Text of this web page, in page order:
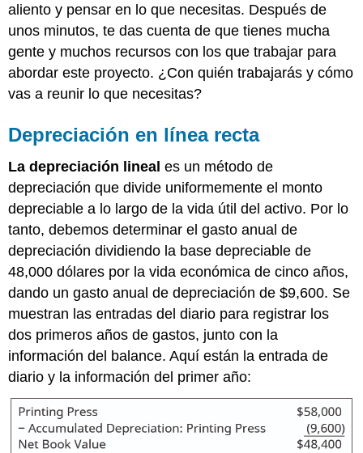
aliento y pensar en lo que necesitas. Después de
unos minutos, te das cuenta de que tienes mucha
gente y muchos recursos con los que trabajar para
abordar este proyecto. ¿Con quién trabajarás y cómo
vas a reunir lo que necesitas?
Depreciación en línea recta
La depreciación lineal es un método de
depreciación que divide uniformemente el monto
depreciable a lo largo de la vida útil del activo. Por lo
tanto, debemos determinar el gasto anual de
depreciación dividiendo la base depreciable de
48,000 dólares por la vida económica de cinco años,
dando un gasto anual de depreciación de $9,600. Se
muestran las entradas del diario para registrar los
dos primeros años de gastos, junto con la
información del balance. Aquí están la entrada de
diario y la información del primer año: